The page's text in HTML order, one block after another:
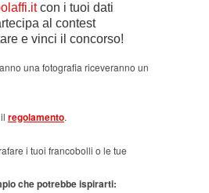
con i tuoi dati
al contest
e vinci il concorso!
una fotografia riceveranno un
regolamento.
i tuoi francobolli o le tue
che potrebbe ispirarti: